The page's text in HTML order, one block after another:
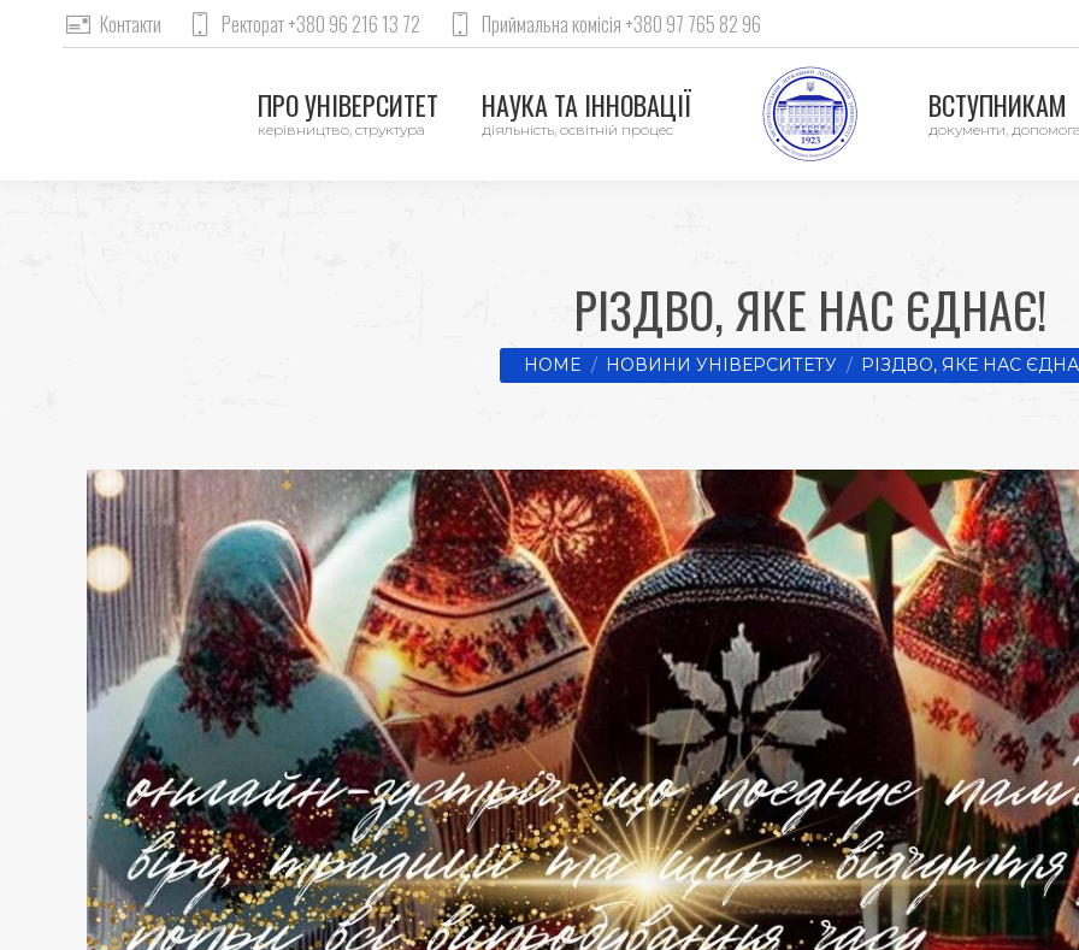
Контакти Ректорат +380 96 216 13 72 Приймальна комісія +380 97 765 82 96
ПРО УНІВЕРСИТЕТ
керівництво, структура
НАУКА ТА ІННОВАЦІЇ
діяльність, освітній процес
ВСТУПНИКАМ
документи,
РІЗДВО, ЯКЕ НАС ЄДНАЄ!
You are here:
HOME НОВИНИ УНІВЕРСИТЕТУ РІЗДВО, ЯКЕ НАС